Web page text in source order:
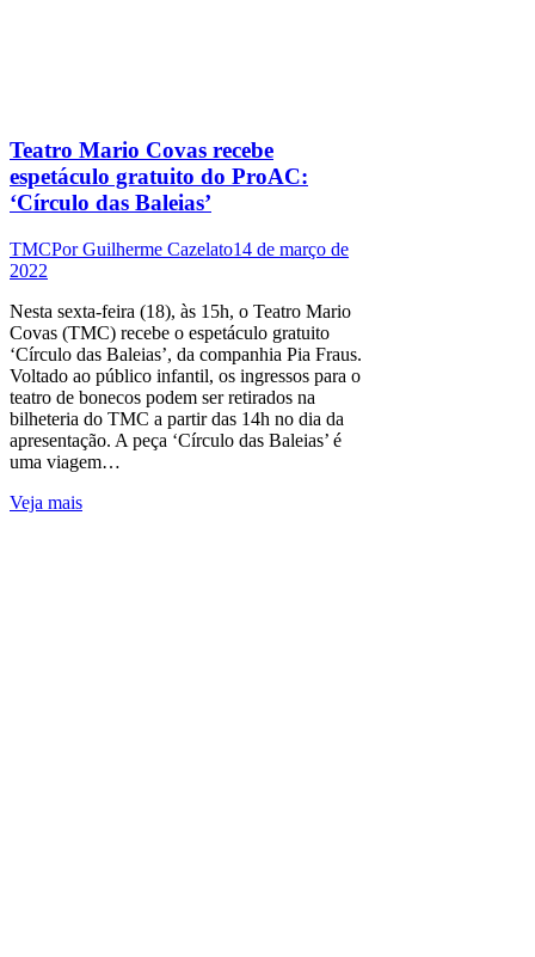
Teatro Mario Covas recebe
espetáculo gratuito do ProAC:
‘Círculo das Baleias’
TMCPorGuilherme Cazelato14 de março de
2022
Nesta sexta-feira (18), às 15h, o Teatro Mario
Covas (TMC) recebe o espetáculo gratuito
‘Círculo das Baleias’, da companhia Pia Fraus.
Voltado ao público infantil, os ingressos para o
teatro de bonecos podem ser retirados na
bilheteria do TMC a partir das 14h no dia da
apresentação. A peça ‘Círculo das Baleias’ é
uma viagem…
Veja mais